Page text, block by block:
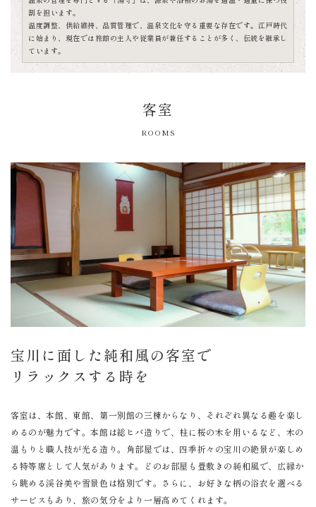
割を担います。
温度調整、供給維持、品質管理で、温泉文化を守る重要な存在です。江戸時代
に始まり、現在では旅館の主人や従業員が兼任することが多く、伝統を継承し
ています。
客室
ROOMS
宝川に面した純和風の客室で
リラックスする時を
客室は、本館、東館、第一別館の三棟からなり、それぞれ異なる趣を楽し
めるのが魅力です。本館は総ヒバ造りで、柱に桜の木を用いるなど、木の
温もりと職人技が光る造り。角部屋では、四季折々の宝川の絶景が楽しめ
る特等席として人気があります。どのお部屋も畳敷きの純和風で、広縁か
ら眺める渓谷美や雪景色は格別です。さらに、お好きな柄の浴衣を選べる
サービスもあり、旅の気分をより一層高めてくれます。